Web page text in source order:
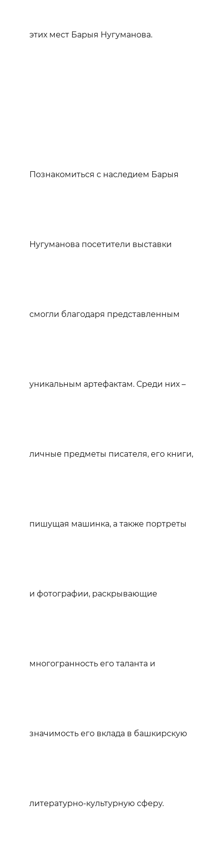
этих мест Барыя Нугуманова.
Познакомиться с наследием Барыя
Нугуманова посетители выставки
смогли благодаря представленным
уникальным артефактам. Среди них –
личные предметы писателя, его книги,
пишущая машинка, а также портреты
и фотографии, раскрывающие
многогранность его таланта и
значимость его вклада в башкирскую
литературно-культурную сферу.